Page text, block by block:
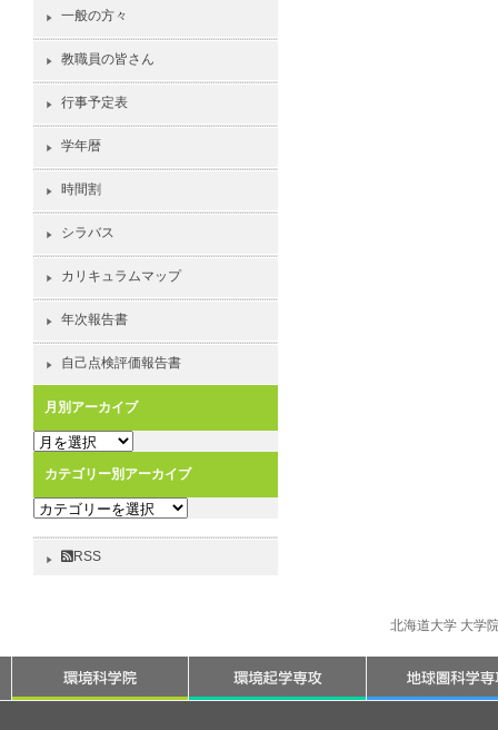
一般の方々
教職員の皆さん
行事予定表
学年暦
時間割
シラバス
カリキュラムマップ
年次報告書
自己点検評価報告書
月別アーカイブ
月
ー
カ
イ
カテゴリー別アーカイブ
カ
ゴ
カ
RSS
北海道大学 大学